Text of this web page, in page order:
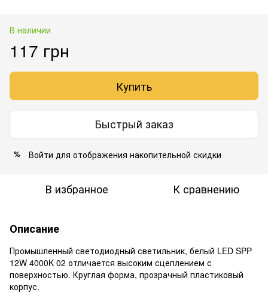
В наличии
117 грн
Купить
Быстрый заказ
% Войти для отображения накопительной скидки
В избранное К сравнению
Описание
Промышленный светодиодный светильник, белый LED SPP
12W 4000K 02 отличается высоким сцеплением с
поверхностью. Круглая форма, прозрачный пластиковый
корпус.